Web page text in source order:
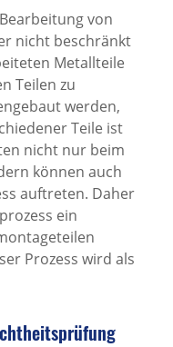
von
nicht beschränkt
Metallteile
Teilen zu
werden,
Teile ist
nicht nur beim
können auch
auftreten. Daher
ein
Prozess wird als